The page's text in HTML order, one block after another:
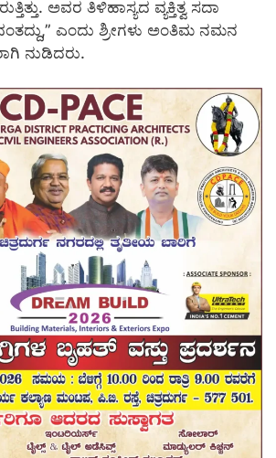
ಅವರ ತಿಳಿಹಾಸ್ಯದ ವ್ಯಕ್ತಿತ್ವ ಸದಾ
ಎಂದು ಶ್ರೀಗಳು ಅಂತಿಮ ನಮನ
ನುಡಿದರು.